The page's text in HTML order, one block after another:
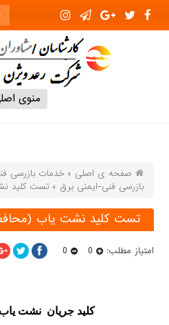
منوی
صفحه ی اصلی
خدمات بازرسی
بازرسی فنی-ایمنی برق
تست کلید
تست کلید نشت یاب
امتیاز مطلب:
کلید جریان نشت